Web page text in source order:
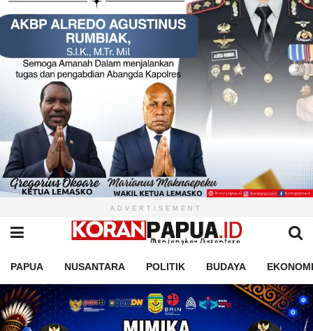
ADVERTISEMENT
PAPUA NUSANTARA POLITIK BUDAYA EKONOMI